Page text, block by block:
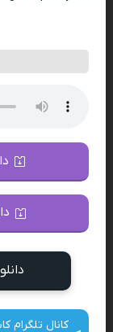
کانال تلگرام